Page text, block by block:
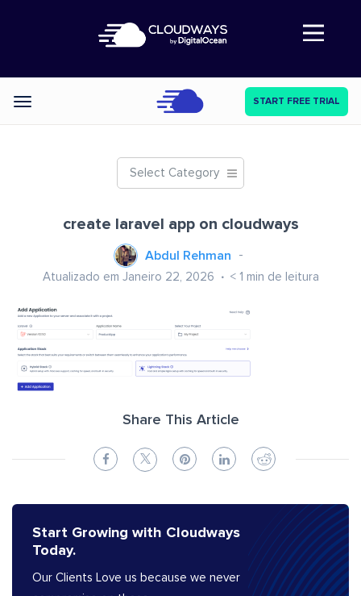
Abre a navegação
Categories START FREE TRIAL
Select Category
create laravel app on cloudways
Abdul Rehman
Atualizado em Janeiro 22, 2026 < 1 min de leitura
Share This Article
Start Growing with Cloudways
Today.
Our Clients Love us because we never